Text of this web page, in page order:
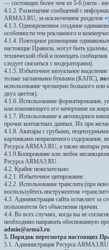
— состоящих более чем из 5-6 (пяти -
4.1.2. Размещение сообщений с
ARMA3.RU, за исключением разделов «
4.1.3. Одновременное создание
особенности тем рекламного и
4.1.4. Повторное размещение
настоящие Правила, могут быть
технический сбой и помещать
следует связаться с модераторами).
4.1.5. Избыточное визуальное
только заглавными буквами (КАПС),
использование чрезмерно большого или
двух цветов).
4.1.6. Использование форматирования,
или изменяющего его начертание на
4.1.7. Использование в автоподписи
прочих контактных данных. Их при
4.1.8. Аватары с грубыми,
картинками неприличного содержания,
Ресурса ARMA3.RU, а также аватары
4.1.9.Копирование или любое
Ресурса ARMA3.RU.
4.2. Крайне нежелательно:
4.2.1. Избыточное цитирование.
4.2.2. Использование транслита (при
воспользуйтесь инструментом
4.3. Администрация сайта оставляет за
пользователя без объяснения причин.
4.4. Во всех случаях, когда вы не
необходимо направить обоснованную
admin@arma3.ru
5. Порядок пересмотра настоящих
5.1. Администрация Ресурса ARMA3.RU